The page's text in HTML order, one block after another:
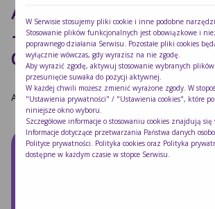
ACYDURIA GLUTAROWA
– PODSTAWOWE
CHOROBIE
Autor:Redakcja Nutricia | Opublikowano:2025-02-
W Serwisie stosujemy pliki cookie i inne podobne
Stosowanie plików funkcjonalnych jest obowiązkowe i
poprawnego działania Serwisu. Pozostałe pliki cookies
wyłącznie wówczas, gdy wyrazisz na nie zgodę.
Aby wyrazić zgodę, aktywuj stosowanie wybranych
przesunięcie suwaka do pozycji aktywnej.
W każdej chwili możesz zmienić wyrażone zgody. W
"Ustawienia prywatności" / "Ustawienia cookies", które
niniejsze okno wyboru.
Szczegółowe informacje o stosowaniu cookies znajdują się
Informacje dotyczące przetwarzania Państwa danych
Polityce prywatności . Polityka cookies oraz Polityka
dostępne w każdym czasie w stopce Serwisu.